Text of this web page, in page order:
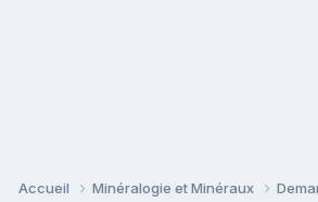
Accueil Minéralogie et Minéraux